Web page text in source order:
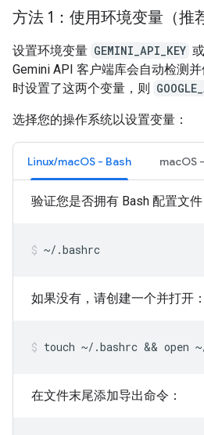
方法 1：使用环境变量（推
设置环境变量 GEMINI_API_KEY 或
Gemini API 客户端库会自动检测
时设置了这两个变量，则
选择您的操作系统以设置变量：
Linux/macOS - Bash macOS
验证您是否拥有 Bash 配置文件
~/.bashrc
如果没有，请创建一个并打开：
touch ~/.bashrc && open
在文件末尾添加导出命令：